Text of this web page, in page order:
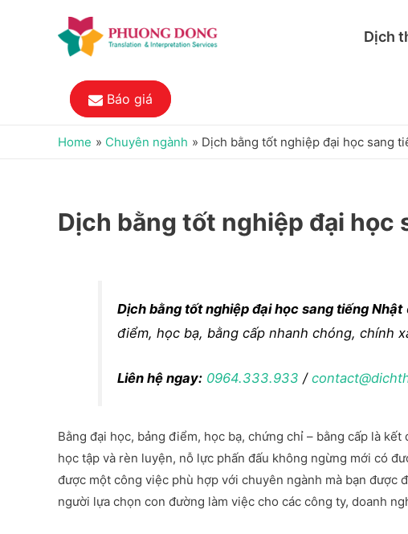
Dịch
Báo giá
Home Chuyên ngành Dịch bằng tốt nghiệp đại học sang
Dịch bằng tốt nghiệp đại học
Dịch bằng tốt nghiệp đại học sang tiếng Nhật
điểm, học bạ, bằng cấp nhanh chóng, chính
Liên hệ ngay: 0964.333.933 /
Bằng đại học, bảng điểm, học bạ, chứng chỉ – bằng cấp là
học tập và rèn luyện, nỗ lực phấn đấu không ngừng mới có
được một công việc phù hợp với chuyên ngành mà bạn được
người lựa chọn con đường làm việc cho các công ty, doanh